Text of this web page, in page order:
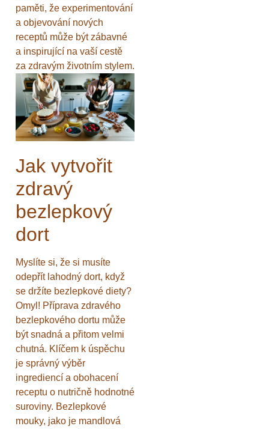
paměti, že experimentování
a objevování nových
receptů může být zábavné
a inspirující na vaší cestě
za zdravým životním stylem.
Jak vytvořit
zdravý
bezlepkový
dort
Myslíte si, že si musíte
odepřít lahodný dort, když
se držíte bezlepkové diety?
Omyl! Příprava zdravého
bezlepkového dortu může
být snadná a přitom velmi
chutná. Klíčem k úspěchu
je správný výběr
ingrediencí a obohacení
receptu o nutričně hodnotné
suroviny. Bezlepkové
mouky, jako je mandlová